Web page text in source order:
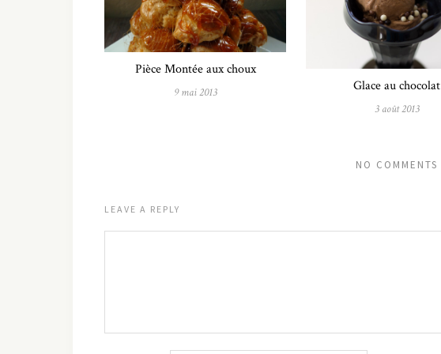
Pièce Montée aux choux
9 mai 2013 Glace au chocolat
3 août 2013
NO COMMENTS
LEAVE A REPLY